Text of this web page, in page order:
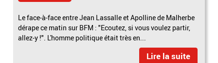
Le face-à-face entre Jean Lassalle et Apolline de Malherbe
dérape ce matin sur BFM : "Ecoutez, si vous voulez partir,
allez-y !". L'homme politique était très en...
Lire la suite